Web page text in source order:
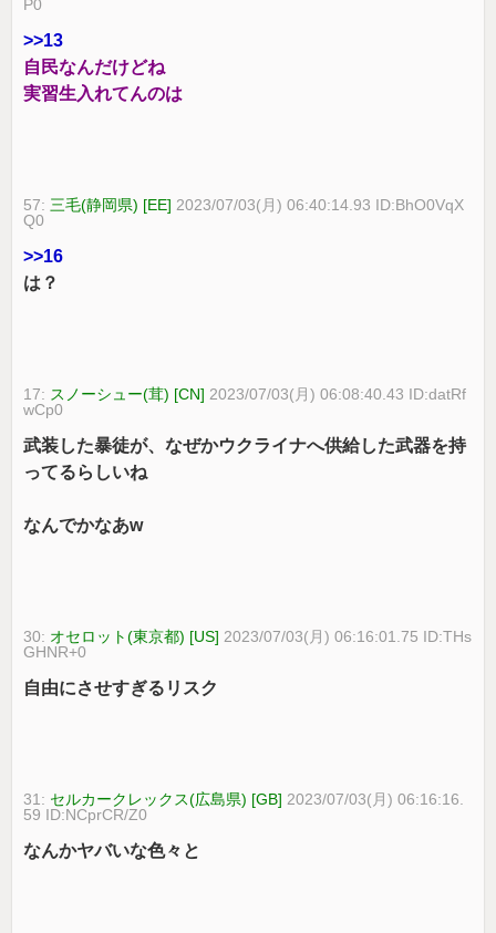
P0
>>13
自民なんだけどね
実習生入れてんのは
57: 三毛(静岡県) [EE] 2023/07/03(月) 06:40:14.93 ID:BhO0VqX
Q0
>>16
は？
17: スノーシュー(茸) [CN] 2023/07/03(月) 06:08:40.43 ID:datRf
wCp0
武装した暴徒が、なぜかウクライナへ供給した武器を持
ってるらしいね
なんでかなあw
30: オセロット(東京都) [US] 2023/07/03(月) 06:16:01.75 ID:THs
GHNR+0
自由にさせすぎるリスク
31: セルカークレックス(広島県) [GB] 2023/07/03(月) 06:16:16.
59 ID:NCprCR/Z0
なんかヤバいな色々と